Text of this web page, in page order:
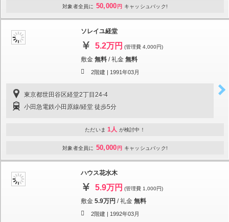
対象者全員に 50,000 円 キャッシュバック!
ソレイユ経堂
5.2万円 (管理費 4,000円)
敷金 無料 /礼金 無料
2階建 | 1991年03月
東京都世田谷区経堂2丁目24-4
小田急電鉄小田原線/経堂 徒歩5分
ただいま 1人 が検討中！
対象者全員に 50,000 円 キャッシュバック!
ハウス花水木
5.9万円 (管理費 1,000円)
敷金 5.9万円 /礼金 無料
2階建 | 1992年03月